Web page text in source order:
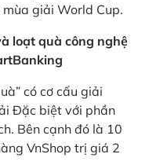
giải World Cup.
loạt quà công nghệ
có cơ cấu giải
Đặc biệt với phần
Bên cạnh đó là 10
VnShop trị giá 2